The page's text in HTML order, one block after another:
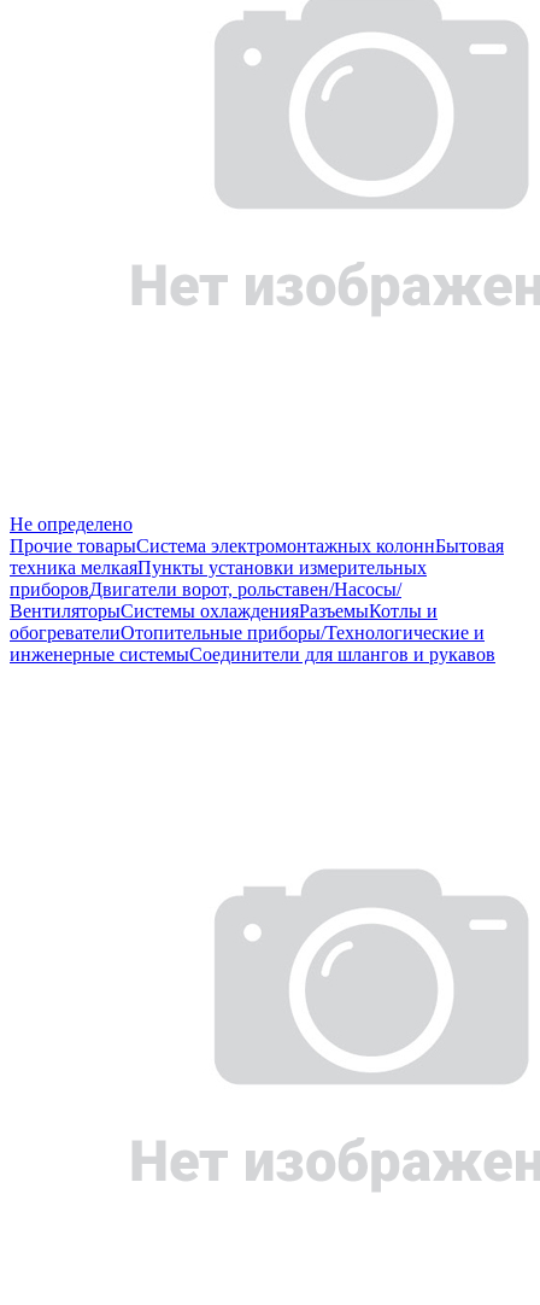
Не определено
Прочие товарыСистема электромонтажных колоннБытовая
техника мелкаяПункты установки измерительных
приборовДвигатели ворот, рольставен/Насосы/
ВентиляторыСистемы охлажденияРазъемыКотлы и
обогревателиОтопительные приборы/Технологические и
инженерные системыСоединители для шлангов и рукавов